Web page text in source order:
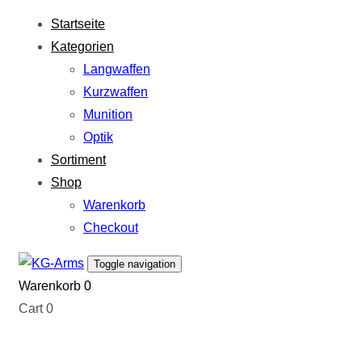
überspringen
primären
springen
Startseite
Kategorien
Langwaffen
Kurzwaffen
Munition
Optik
Sortiment
Shop
Warenkorb
Checkout
Toggle navigation
Warenkorb 0
Cart0